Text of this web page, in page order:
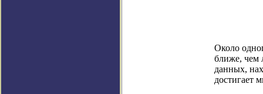
Около
ближе, чем
данных,
достигает